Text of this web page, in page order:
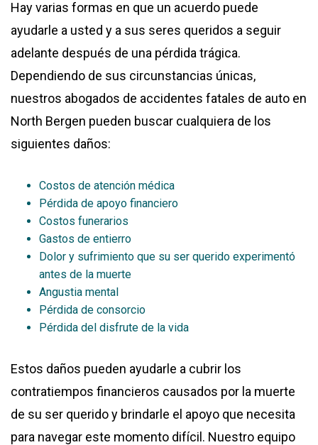
Hay varias formas en que un acuerdo puede
ayudarle a usted y a sus seres queridos a seguir
adelante después de una pérdida trágica.
Dependiendo de sus circunstancias únicas,
nuestros abogados de accidentes fatales de auto en
North Bergen pueden buscar cualquiera de los
siguientes daños:
Costos de atención médica
Pérdida de apoyo financiero
Costos funerarios
Gastos de entierro
Dolor y sufrimiento que su ser querido experimentó
antes de la muerte
Angustia mental
Pérdida de consorcio
Pérdida del disfrute de la vida
Estos daños pueden ayudarle a cubrir los
contratiempos financieros causados por la muerte
de su ser querido y brindarle el apoyo que necesita
para navegar este momento difícil. Nuestro equipo